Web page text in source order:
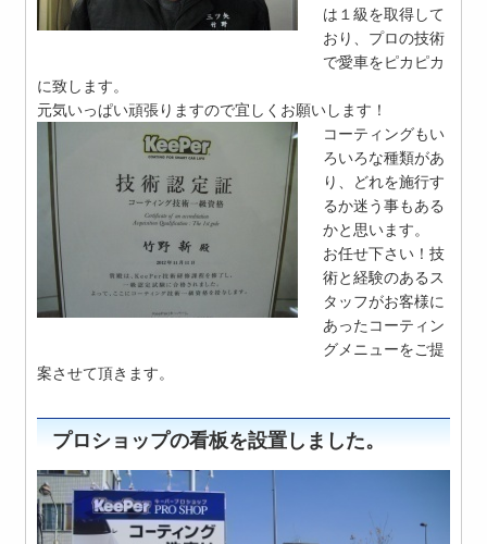
は１級を取得して
おり、プロの技術
で愛車をピカピカ
に致します。
元気いっぱい頑張りますので宜しくお願いします！
コーティングもい
ろいろな種類があ
り、どれを施行す
るか迷う事もある
かと思います。
お任せ下さい！技
術と経験のあるス
タッフがお客様に
あったコーティン
グメニューをご提
案させて頂きます。
プロショップの看板を設置しました。